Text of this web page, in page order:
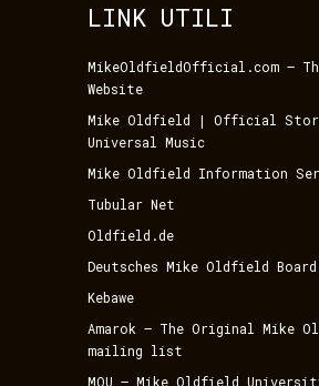
LINK UTILI
MikeOldfieldOfficial.com –
Website
Mike Oldfield | Official
Universal Music
Mike Oldfield Information
Tubular Net
Oldfield.de
Deutsches Mike Oldfield Board
Kebawe
Amarok – The Original Mike
mailing list
MOU – Mike Oldfield